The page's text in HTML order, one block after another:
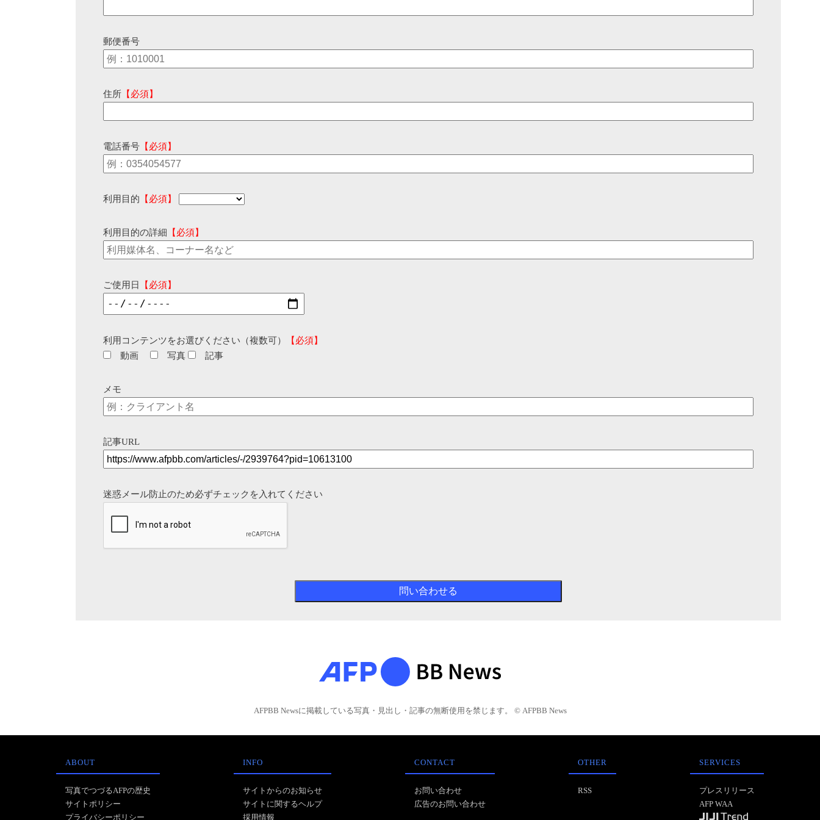
郵便番号
住所 【必須】
電話番号 【必須】
利用目的 【必須】
利用目的の詳細 【必須】
ご使用日 【必須】
利用コンテンツをお選びください（複数可）
【必須】
動画
写真 記事
メモ
記事URL
迷惑メール防止のため必ずチェックを入れてください
AFPBB Newsに掲載している写真・見出し・記事の無断使用を禁じます。 © AFPBB News
ABOUT
写真でつづるAFPの歴史
サイトポリシー
プライバシーポリシー
INFO
サイトからのお知らせ
サイトに関するヘルプ
採用情報
CONTACT
お問い合わせ
広告のお問い合わせ
OTHER
RSS
SERVICES
プレスリリース
AFP WAA